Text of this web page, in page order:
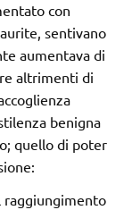
con
sentivano
aumentava di
altrimenti di
benigna
quello di poter
raggiungimento